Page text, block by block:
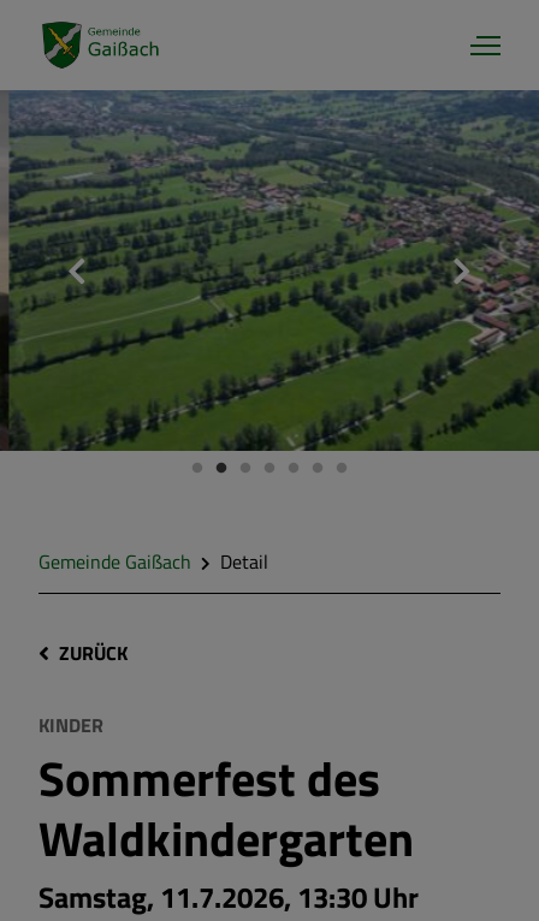
Gemeinde Gaißach Detail
ZURÜCK
KINDER
Sommerfest des
Waldkindergarten
Samstag, 11.7.2026, 13:30 Uhr